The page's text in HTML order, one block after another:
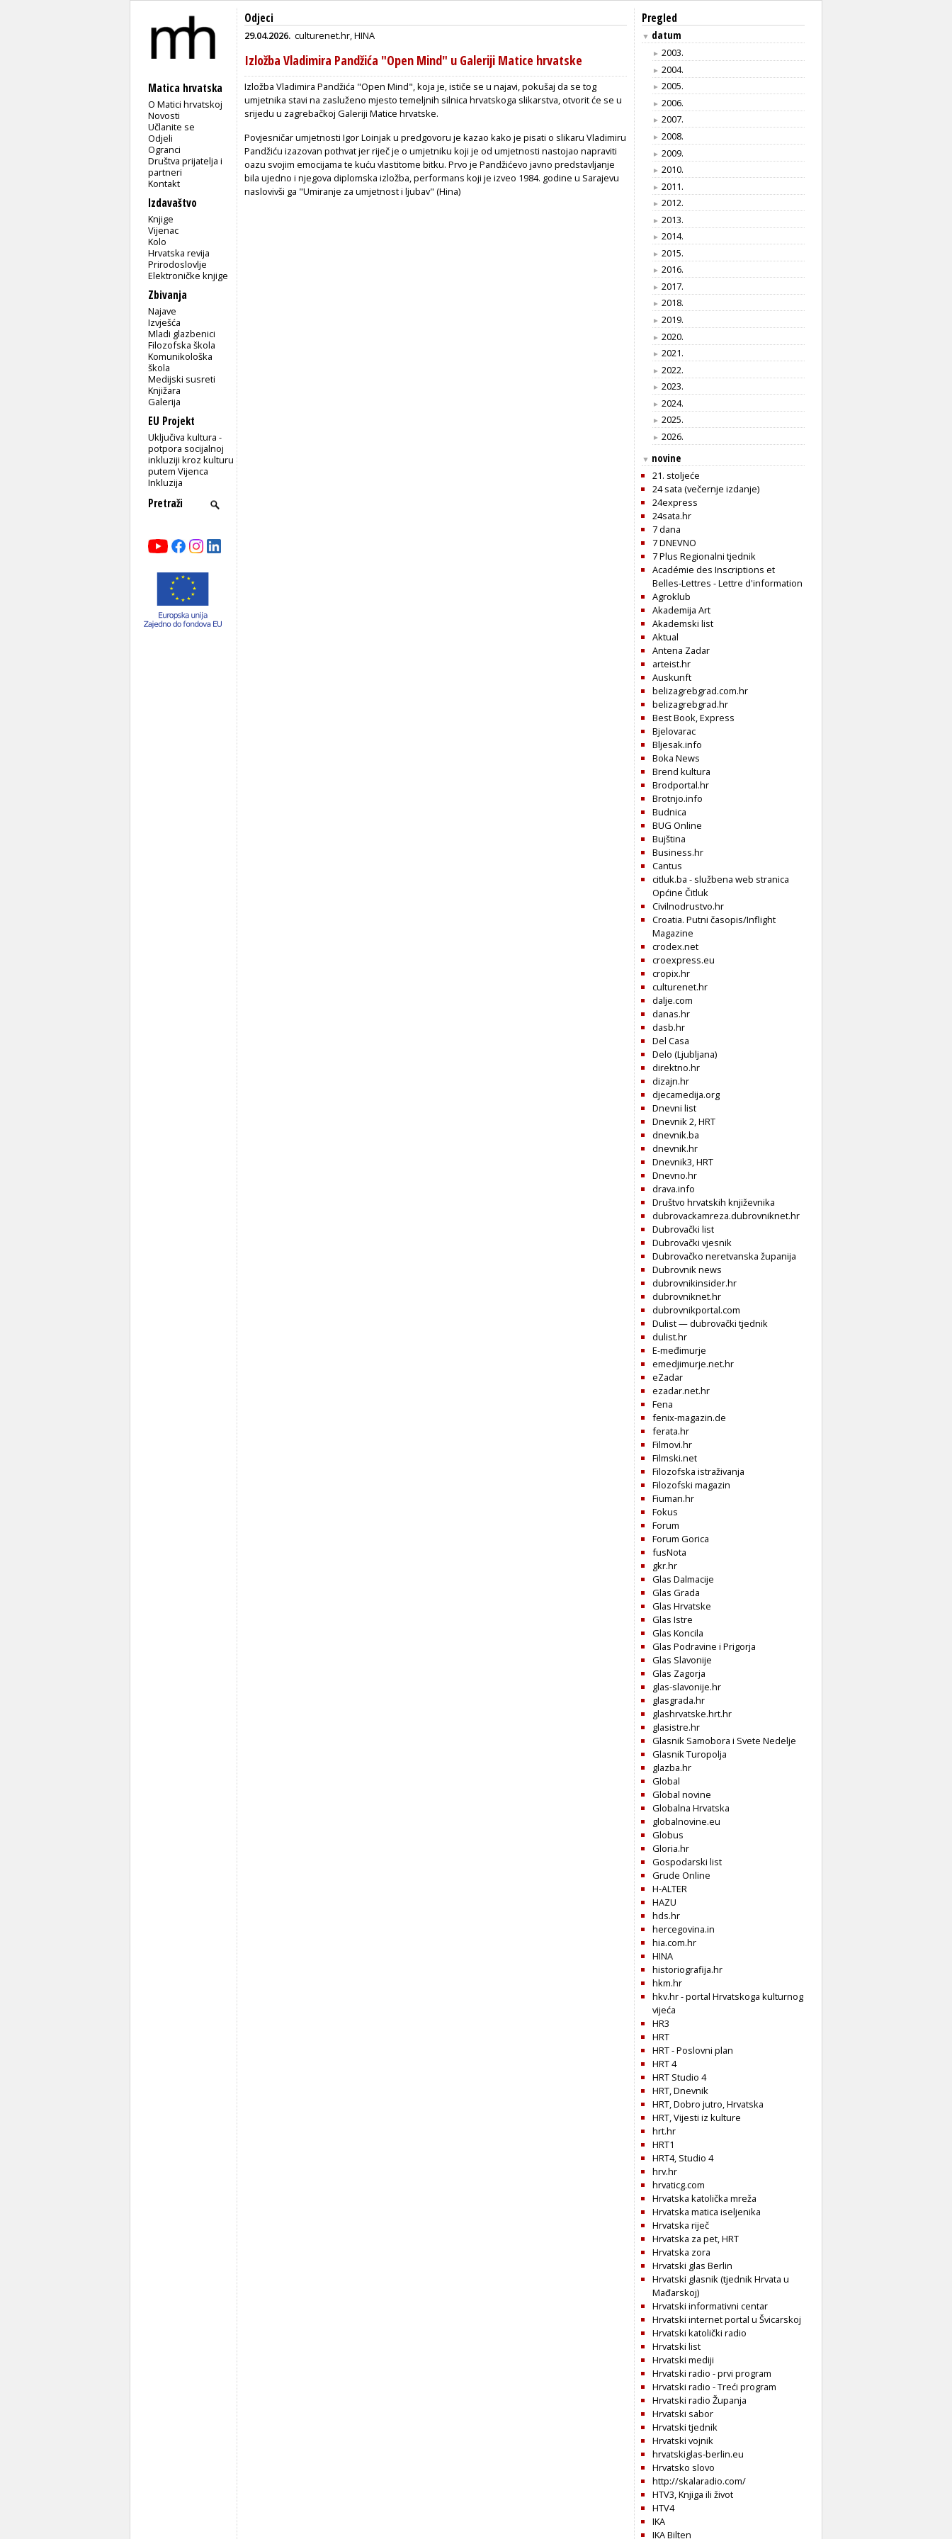
Matica hrvatska
O Matici hrvatskoj
Novosti
Učlanite se
Odjeli
Ogranci
Društva prijatelja i
partneri
Kontakt
Izdavaštvo
Knjige
Vijenac
Kolo
Hrvatska revija
Prirodoslovlje
Elektroničke knjige
Zbivanja
Najave
Izvješća
Mladi glazbenici
Filozofska škola
Komunikološka
škola
Medijski susreti
Knjižara
Galerija
EU Projekt
Uključiva kultura -
potpora socijalnoj
inkluziji kroz kulturu
putem Vijenca
Inkluzija
Odjeci
29.04.2026. culturenet.hr,HINA
Izložba Vladimira Pandžića "Open Mind" u Galeriji Matice hrvatske
Izložba Vladimira Pandžića "Open Mind", koja je, ističe se u najavi, pokušaj da se tog
umjetnika stavi na zasluženo mjesto temeljnih silnica hrvatskoga slikarstva, otvorit će se u
srijedu u zagrebačkoj Galeriji Matice hrvatske.
Povjesničar umjetnosti Igor Loinjak u predgovoru je kazao kako je pisati o slikaru Vladimiru
Pandžiću izazovan pothvat jer riječ je o umjetniku koji je od umjetnosti nastojao napraviti
oazu svojim emocijama te kuću vlastitome bitku. Prvo je Pandžićevo javno predstavljanje
bila ujedno i njegova diplomska izložba, performans koji je izveo 1984. godine u Sarajevu
naslovivši ga "Umiranje za umjetnost i ljubav" (Hina)
Pregled
▼ datum
► 2003.
► 2004.
► 2005.
► 2006.
► 2007.
► 2008.
► 2009.
► 2010.
► 2011.
► 2012.
► 2013.
► 2014.
► 2015.
► 2016.
► 2017.
► 2018.
► 2019.
► 2020.
► 2021.
► 2022.
► 2023.
► 2024.
► 2025.
► 2026.
▼ novine
21. stoljeće
24 sata (večernje izdanje)
24express
24sata.hr
7 dana
7 DNEVNO
7 Plus Regionalni tjednik
Académie des Inscriptions et
Belles-Lettres - Lettre d'information
Agroklub
Akademija Art
Akademski list
Aktual
Antena Zadar
arteist.hr
Auskunft
belizagrebgrad.com.hr
belizagrebgrad.hr
Best Book, Express
Bjelovarac
Bljesak.info
Boka News
Brend kultura
Brodportal.hr
Brotnjo.info
Budnica
BUG Online
Bujština
Business.hr
Cantus
citluk.ba - službena web stranica
Općine Čitluk
Civilnodrustvo.hr
Croatia. Putni časopis/Inflight
Magazine
crodex.net
croexpress.eu
cropix.hr
culturenet.hr
dalje.com
danas.hr
dasb.hr
Del Casa
Delo (Ljubljana)
direktno.hr
dizajn.hr
djecamedija.org
Dnevni list
Dnevnik 2, HRT
dnevnik.ba
dnevnik.hr
Dnevnik3, HRT
Dnevno.hr
drava.info
Društvo hrvatskih književnika
dubrovackamreza.dubrovniknet.hr
Dubrovački list
Dubrovački vjesnik
Dubrovačko neretvanska županija
Dubrovnik news
dubrovnikinsider.hr
dubrovniknet.hr
dubrovnikportal.com
Dulist — dubrovački tjednik
dulist.hr
E-međimurje
emedjimurje.net.hr
eZadar
ezadar.net.hr
Fena
fenix-magazin.de
ferata.hr
Filmovi.hr
Filmski.net
Filozofska istraživanja
Filozofski magazin
Fiuman.hr
Fokus
Forum
Forum Gorica
fusNota
gkr.hr
Glas Dalmacije
Glas Grada
Glas Hrvatske
Glas Istre
Glas Koncila
Glas Podravine i Prigorja
Glas Slavonije
Glas Zagorja
glas-slavonije.hr
glasgrada.hr
glashrvatske.hrt.hr
glasistre.hr
Glasnik Samobora i Svete Nedelje
Glasnik Turopolja
glazba.hr
Global
Global novine
Globalna Hrvatska
globalnovine.eu
Globus
Gloria.hr
Gospodarski list
Grude Online
H-ALTER
HAZU
hds.hr
hercegovina.in
hia.com.hr
HINA
historiografija.hr
hkm.hr
hkv.hr - portal Hrvatskoga kulturnog
vijeća
HR3
HRT
HRT - Poslovni plan
HRT 4
HRT Studio 4
HRT, Dnevnik
HRT, Dobro jutro, Hrvatska
HRT, Vijesti iz kulture
hrt.hr
HRT1
HRT4, Studio 4
hrv.hr
hrvaticg.com
Hrvatska katolička mreža
Hrvatska matica iseljenika
Hrvatska riječ
Hrvatska za pet, HRT
Hrvatska zora
Hrvatski glas Berlin
Hrvatski glasnik (tjednik Hrvata u
Mađarskoj)
Hrvatski informativni centar
Hrvatski internet portal u Švicarskoj
Hrvatski katolički radio
Hrvatski list
Hrvatski mediji
Hrvatski radio - prvi program
Hrvatski radio - Treći program
Hrvatski radio Županja
Hrvatski sabor
Hrvatski tjednik
Hrvatski vojnik
hrvatskiglas-berlin.eu
Hrvatsko slovo
http://skalaradio.com/
HTV3, Knjiga ili život
HTV4
IKA
IKA Bilten